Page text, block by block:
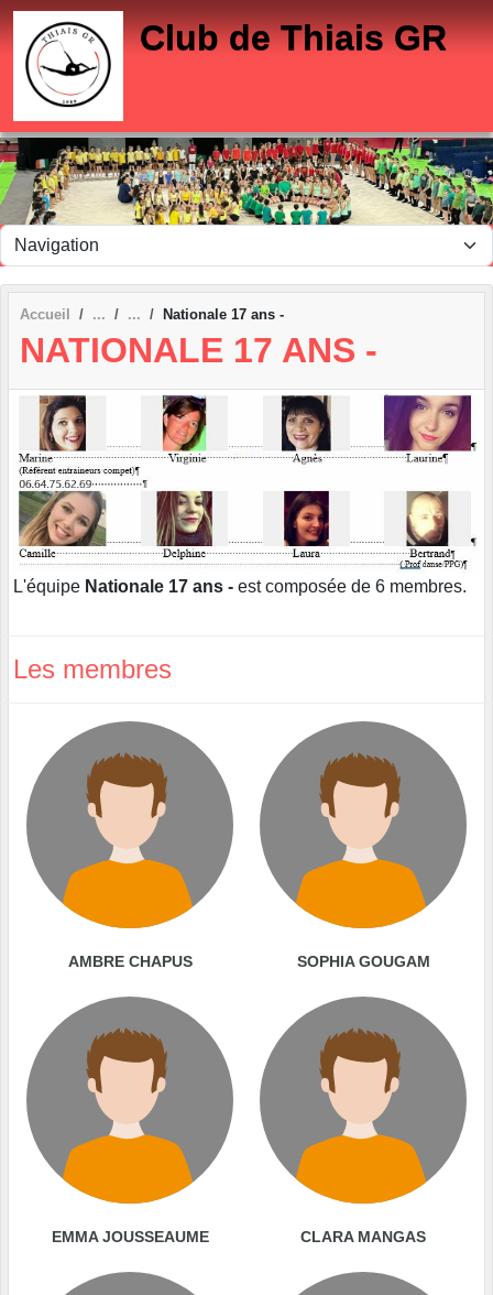
Club de Thiais GR
Accueil Nationale 17 ans -
NATIONALE 17 ANS -
L'équipe Nationale 17 ans - est composée de 6 membres.
Les membres
AMBRE CHAPUS SOPHIA GOUGAM
EMMA JOUSSEAUME CLARA MANGAS
Panneau de gestion des cookies